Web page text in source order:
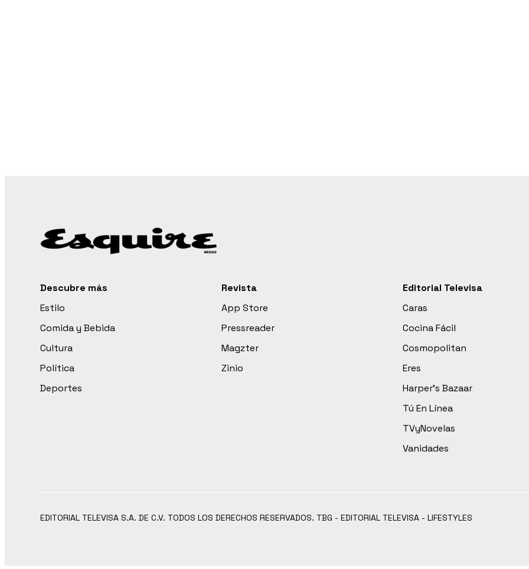
Descubre más
Estilo
Comida y Bebida
Cultura
Política
Deportes
Revista
App Store
Pressreader
Magzter
Zinio
Editorial Televisa
Caras
Cocina Fácil
Cosmopolitan
Eres
Harper’s Bazaar
Tú En Línea
TVyNovelas
Vanidades
EDITORIAL TELEVISA S.A. DE C.V. TODOS LOS DERECHOS RESERVADOS. TBG - EDITORIAL TELEVISA - LIFESTYLES